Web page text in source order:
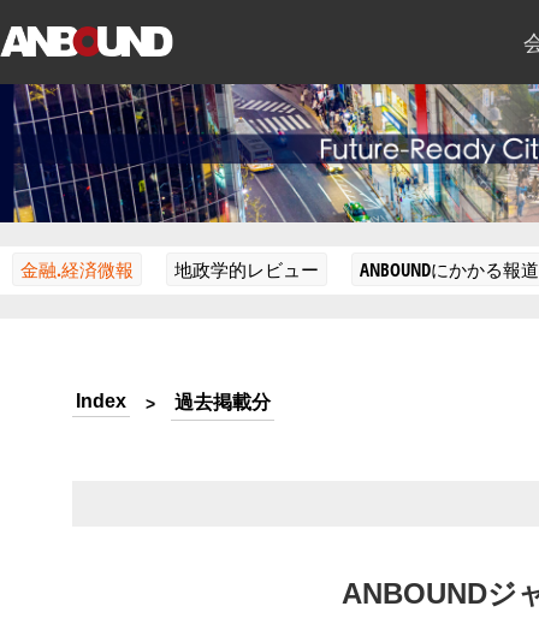
金融.経済微報 地政学的レビュー ANBOUNDにかかる報道
Index > 過去掲載分
ANBOUNDジ